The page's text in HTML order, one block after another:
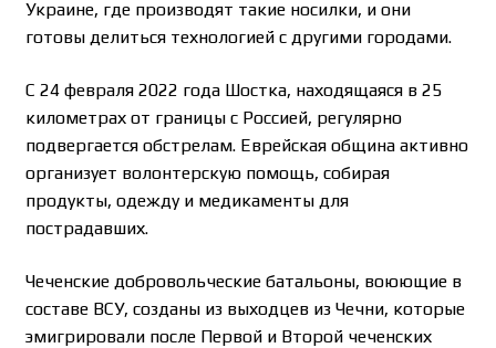
Украине, где производят такие носилки, и они
готовы делиться технологией с другими городами.
С 24 февраля 2022 года Шостка, находящаяся в 25
километрах от границы с Россией, регулярно
подвергается обстрелам. Еврейская община активно
организует волонтерскую помощь, собирая
продукты, одежду и медикаменты для
пострадавших.
Чеченские добровольческие батальоны, воюющие в
составе ВСУ, созданы из выходцев из Чечни, которые
эмигрировали после Первой и Второй чеченских